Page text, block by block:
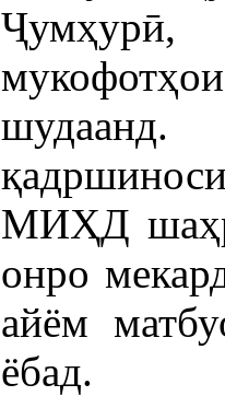
Ҷумҳурӣ,
МИҲД шаҳр
онро
айём
ёбад.